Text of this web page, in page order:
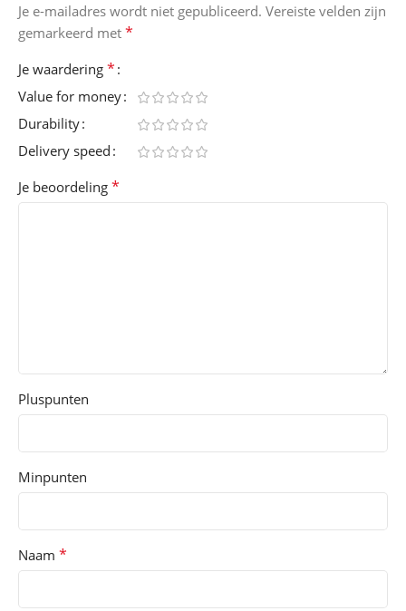
Je e-mailadres wordt niet gepubliceerd. Vereiste velden zijn
gemarkeerd met *
Je waardering *
Value for money
Durability
Delivery speed
Je beoordeling *
Pluspunten
Minpunten
Naam *